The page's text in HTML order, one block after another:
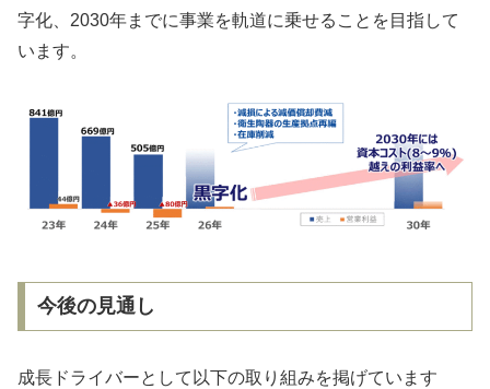
字化、2030年までに事業を軌道に乗せることを目指して
います。
今後の見通し
成長ドライバーとして以下の取り組みを掲げています